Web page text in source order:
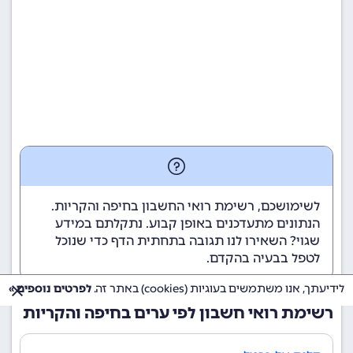
לשימושכם, רשימת רואי החשבון בחיפה והקריות.
הנתונים מתעדכנים באופן קבוע. נתקלתם במידע
שגוי? השאירו לנו תגובה בתחתית הדף כדי שנוכל
לטפל בבעיה בהקדם.
רשימת רואי חשבון לפי ערים בחיפה והקריות
לידיעתך, אנו משתמשים בעוגיות (cookies) באתר זה. לפרטים נוספים »